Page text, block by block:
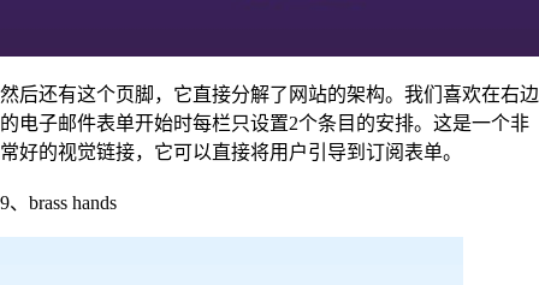
然后还有这个页脚，它直接分解了网站的架构。我们喜欢在右边
的电子邮件表单开始时每栏只设置2个条目的安排。这是一个非
常好的视觉链接，它可以直接将用户引导到订阅表单。
9、brass hands